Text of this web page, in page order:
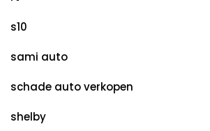
s10
sami auto
schade auto verkopen
shelby